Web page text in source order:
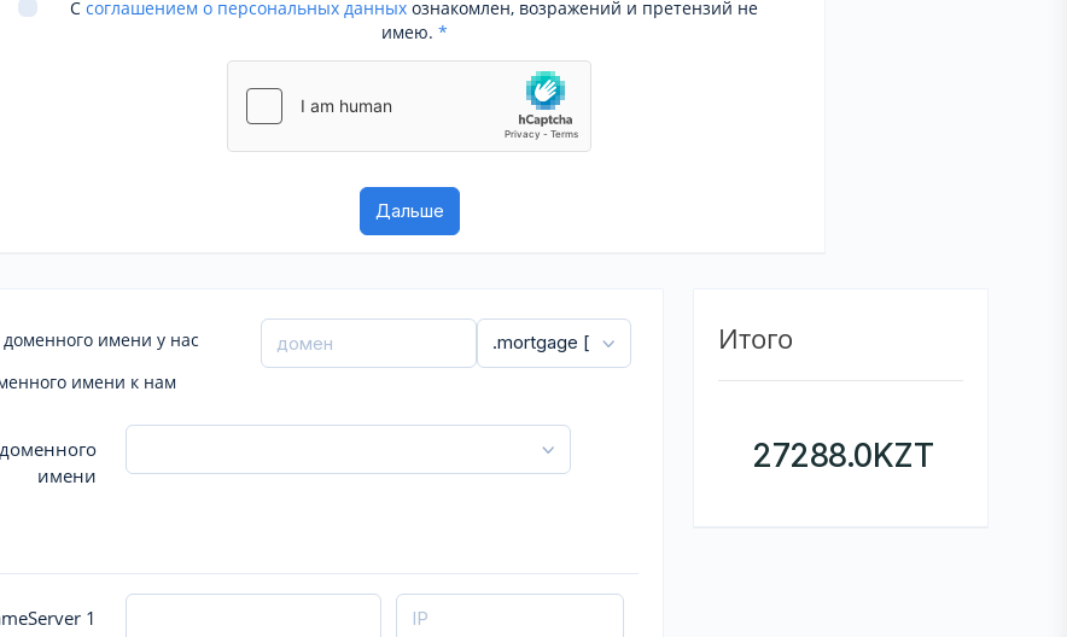
С соглашением о персональных данных ознакомлен, возражений и претензий не
имею. *
имени у нас
имени к нам
имени
1
Итого
27288.0KZT